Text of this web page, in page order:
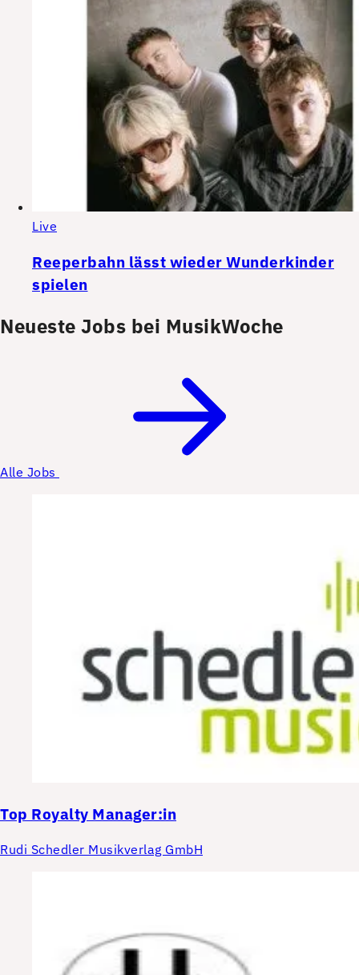
Live
Reeperbahn lässt wieder Wunderkinder
spielen
Neueste Jobs bei MusikWoche
Alle Jobs
Top Royalty Manager:in
Rudi Schedler Musikverlag GmbH